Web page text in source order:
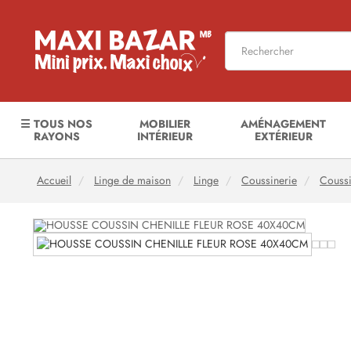
☰ TOUS NOS
RAYONS
MOBILIER
INTÉRIEUR
AMÉNAGEMENT
EXTÉRIEUR
Accueil Linge de maison Linge Coussinerie